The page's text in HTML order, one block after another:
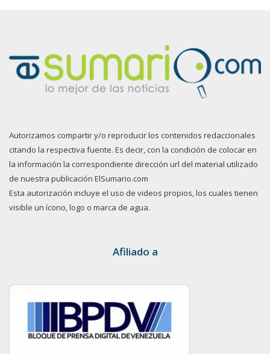
Autorizamos compartir y/o reproducir los contenidos redaccionales
citando la respectiva fuente. Es decir, con la condición de colocar en
la información la correspondiente dirección url del material utilizado
de nuestra publicación ElSumario.com
Esta autorización incluye el uso de videos propios, los cuales tienen
visible un ícono, logo o marca de agua.
Afiliado a